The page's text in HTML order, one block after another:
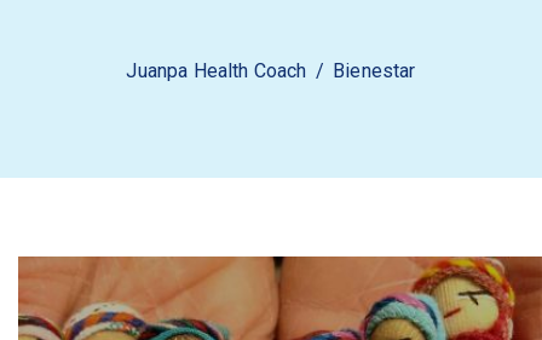
Juanpa Health Coach / Bienestar